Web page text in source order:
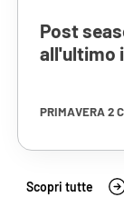
Post
all'ultimo
PRIMAVERA 2
Scopri tutte